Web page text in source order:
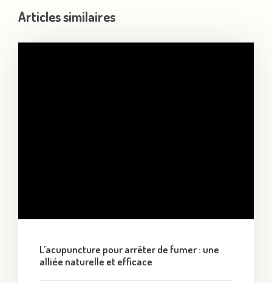
Articles similaires
L’acupuncture pour arrêter de fumer : une
alliée naturelle et efficace